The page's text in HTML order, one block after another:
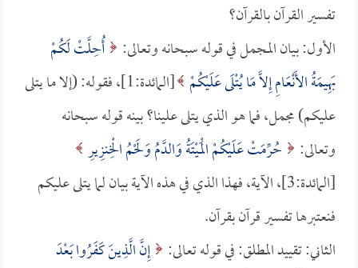
تفسير القرآن بالقرآن؟
الأول: بيان المجمل في قوله سبحانه وتعالى: أُحِلَّتْ لَكُمْ
بَهِيمَةُ الأَنْعَامِ إِلاَّ مَا يُتْلَى عَلَيْكُمْ
[المائدة:1]، فقوله: (إلا ما يتلى
عليكم) مجمل، فما هو الذي يتلى علينا؟ بينه قوله سبحانه
وتعالى:
حُرِّمَتْ عَلَيْكُمْ الْمَيْتَةُ وَالدَّمُ وَلَحْمُ الْخِنزِيرِ
[المائدة:3]، الآية، فهذا الذي في هذه الآية بيان لما يتلى عليكم
فنعتبرها تفسير قرآن بقرآن.
الثاني: تقييد المطلق: في قوله تعالى: إِنَّ الَّذِينَ كَفَرُوا بَعْدَ